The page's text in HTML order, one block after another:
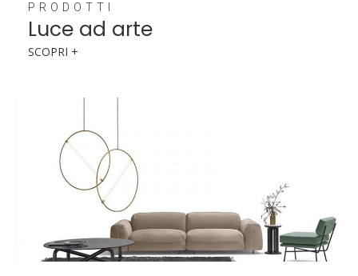
PRODOTTI
Luce ad arte
SCOPRI +